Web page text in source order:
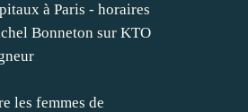
à Paris - horaires
Bonneton sur KTO
les femmes de